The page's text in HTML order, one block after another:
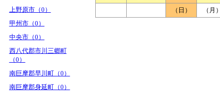
上野原市（0）
甲州市（0）
中央市（0）
西八代郡市川三郷町
（0）
南巨摩郡早川町（0）
南巨摩郡身延町（0）
（日）
（月